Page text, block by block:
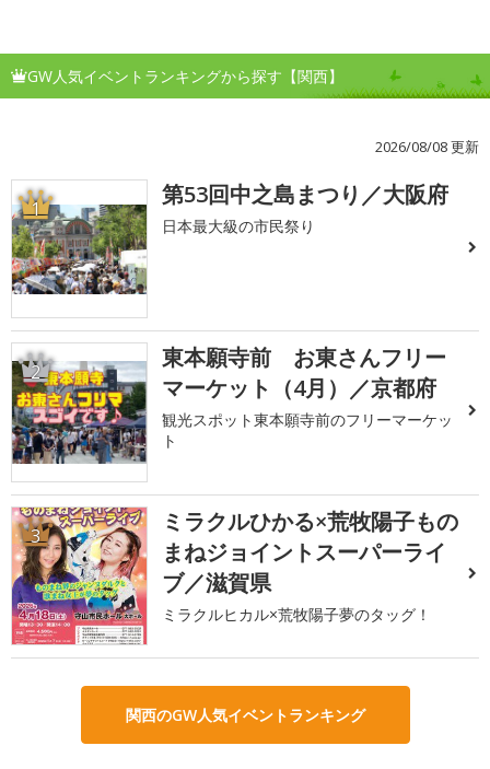
GW人気イベントランキングから探す【関西】
2026/08/08 更新
1 第53回中之島まつり／大阪府
日本最大級の市民祭り
2
東本願寺前 お東さんフリー
マーケット（4月）／京都府
観光スポット東本願寺前のフリーマーケッ
ト
3
ミラクルひかる×荒牧陽子もの
まねジョイントスーパーライ
ブ／滋賀県
ミラクルヒカル×荒牧陽子夢のタッグ！
関西のGW人気イベントランキング